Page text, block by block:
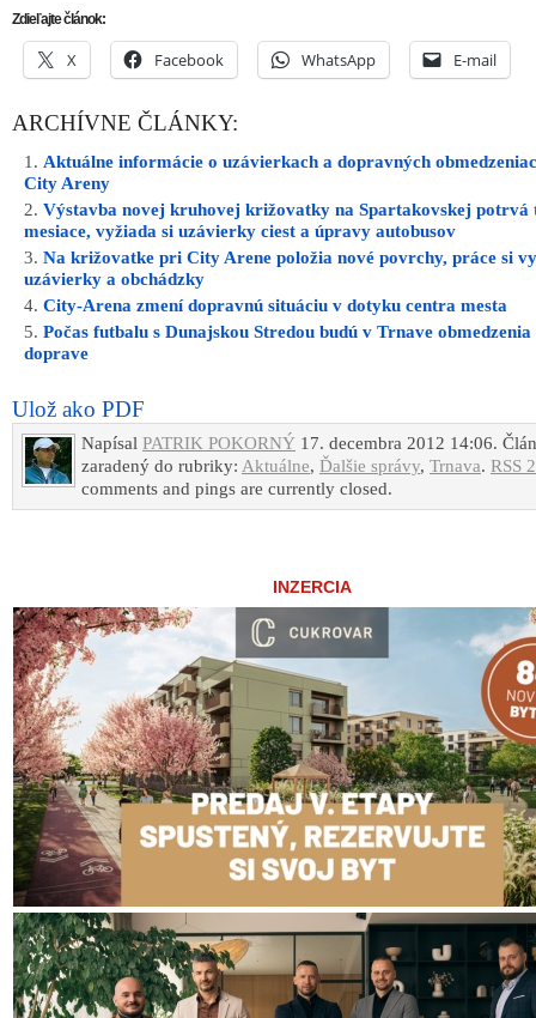
Zdieľajte článok:
X Facebook WhatsApp E-mail
ARCHÍVNE ČLÁNKY:
Aktuálne informácie o uzávierkach a dopravných
City Areny
Výstavba novej kruhovej križovatky na Spartakovskej potrvá
mesiace, vyžiada si uzávierky ciest a úpravy autobusov
Na križovatke pri City Arene položia nové povrchy, práce si
uzávierky a obchádzky
City-Arena zmení dopravnú situáciu v dotyku centra mesta
Počas futbalu s Dunajskou Stredou budú v Trnave obmedzenia
doprave
Ulož ako PDF
Napísal PATRIK POKORNÝ 17. decembra 2012 14:06.
zaradený do rubriky: Aktuálne, Ďalšie správy, Trnava. RSS
comments and pings are currently closed.
INZERCIA